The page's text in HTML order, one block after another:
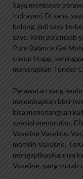
Saya membawa
Indrayani. Di sana,
bolong, jadi saya
saya. Krim pelembab
Pure Balance Gel
cukup tinggi,
menerapkan Tender
Perawatan yang
melembapkan bibir
bisa menenangkan
spesial menurutku.
Vaseline Vaseline.
memilih Vaseline.
mengaplikasikannya
Vaseline, yang murah